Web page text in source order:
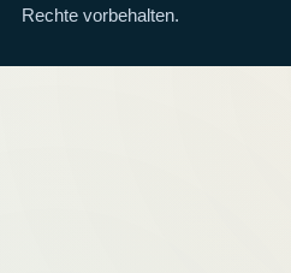
Rechte vorbehalten.